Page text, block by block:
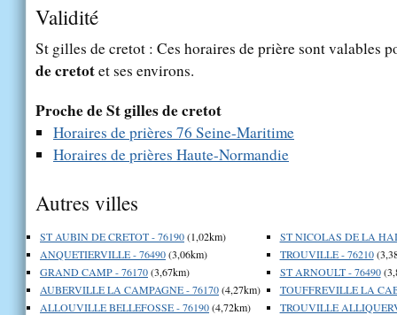
Validité
St gilles de cretot : Ces horaires de prière sont valables
de cretotet ses environs.
Proche de St gilles de cretot
Horaires de prières 76 Seine-Maritime
Horaires de prières Haute-Normandie
Autres villes
ST AUBIN DE CRETOT - 76190(1,02km)
ANQUETIERVILLE - 76490(3,06km)
GRAND CAMP - 76170(3,67km)
AUBERVILLE LA CAMPAGNE - 76170(4,27km)
ALLOUVILLE BELLEFOSSE - 76190(4,72km)
ST NICOLAS DE LA
TROUVILLE - 76210
ST ARNOULT - 76490
TOUFFREVILLE LA
TROUVILLE